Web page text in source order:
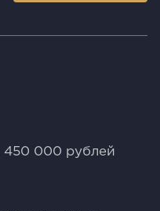
450 000 рублей